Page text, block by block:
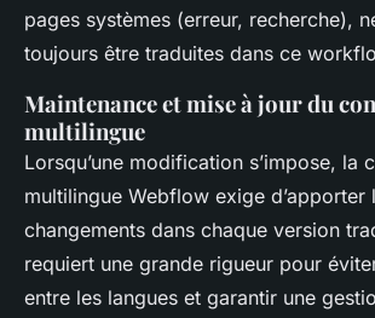
pages systèmes (erreur, recherche),
toujours être traduites dans ce
Maintenance et mise à jour du
multilingue
Lorsqu’une modification s’impose, la
multilingue Webflow exige d’apporter
changements dans chaque version
requiert une grande rigueur pour
entre les langues et garantir une